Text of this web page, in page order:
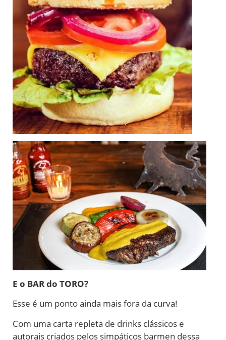
E o BAR do TORO?
Esse é um ponto ainda mais fora da curva!
Com uma carta repleta de drinks clássicos e
autorais criados pelos simpáticos barmen dessa